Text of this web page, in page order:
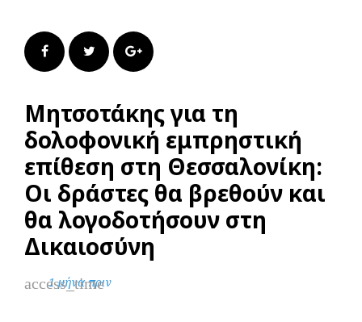
FacebookTwitter Google+
Μητσοτάκης για τη
δολοφονική εμπρηστική
επίθεση στη Θεσσαλονίκη:
Οι δράστες θα βρεθούν και
θα λογοδοτήσουν στη
Δικαιοσύνη
access_time
1 μήνα πριν